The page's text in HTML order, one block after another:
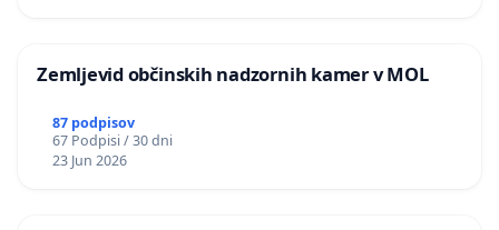
Zemljevid občinskih nadzornih kamer v MOL
87 podpisov
67 Podpisi / 30 dni
23 Jun 2026